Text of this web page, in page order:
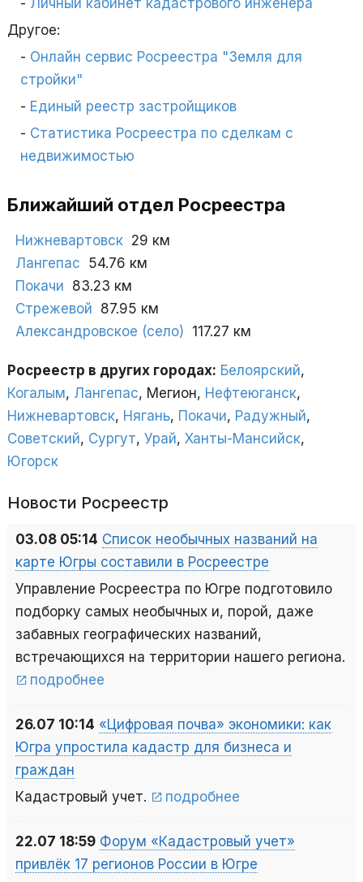
Личный кабинет кадастрового инженера
Другое:
Онлайн сервис Росреестра "Земля для
стройки"
Единый реестр застройщиков
Статистика Росреестра по сделкам с
недвижимостью
Ближайший отдел Росреестра
Нижневартовск 29 км
Лангепас 54.76 км
Покачи 83.23 км
Стрежевой 87.95 км
Александровское (село) 117.27 км
Росреестр в других городах: Белоярский,
Когалым, Лангепас, Мегион, Нефтеюганск,
Нижневартовск, Нягань, Покачи, Радужный,
Советский, Сургут, Урай, Ханты-Мансийск,
Югорск
Новости Росреестр
03.08 05:14 Список необычных названий на
карте Югры составили в Росреестре
Управление Росреестра по Югре подготовило
подборку самых необычных и, порой, даже
забавных географических названий,
встречающихся на территории нашего региона.
подробнее
26.07 10:14 «Цифровая почва» экономики: как
Югра упростила кадастр для бизнеса и
граждан
Кадастровый учет.
подробнее
22.07 18:59 Форум «Кадастровый учет»
привлёк 17 регионов России в Югре